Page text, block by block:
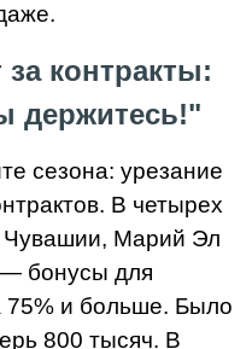
контракты:
держитесь!"
сезона: урезание
В четырех
Чувашии, Марий Эл
— бонусы для
75% и больше. Было
800 тысяч. В